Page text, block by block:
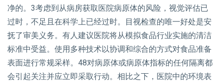
净的。3考虑到从病房获取医院病原体的风险，视觉评估已
过时，不足且在科学上已经过时。目视检查的唯一好处是安
抚了审美义务。有人建议医院将从模拟食品行业实施的清洁
标准中受益。使用多种技术以协调和综合的方式对食品准备
表面进行常规采样。48对病原体或病原体指标的任何隔离都
会引起关注并应立即采取行动。相比之下，医院中的环境表